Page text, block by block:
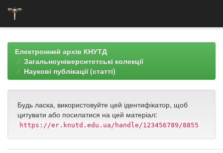
navigationЕлектронний архів КНУТД
Загальноуніверситетські колекції
Наукові публікації (статті)
Будь ласка, використовуйте цей ідентифікатор, щоб
цитувати або посилатися на цей матеріал:
https://er.knutd.edu.ua/handle/123456789/8855